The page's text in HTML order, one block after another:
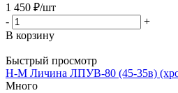
1 450 ₽/шт
-
+
В корзину
Быстрый просмотр
Н-М Личина ЛПУВ-80 (45-35в)
Много